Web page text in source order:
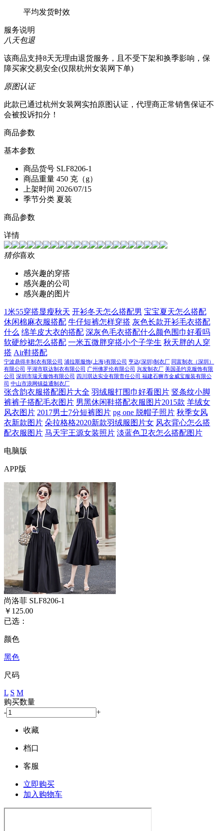
平均发货时效
服务说明
八天包退
该商品支持8天无理由退货服务，且不受下架和换季影响，保
障买家交易安全(仅限杭州女装网下单)
原图认证
此款已通过杭州女装网实拍原图认证，代理商正常销售保证不
会被投诉扣分！
商品参数
基本参数
商品货号 SLF8206-1
商品重量 450 克（g）
上架时间 2026/07/15
季节分类 夏装
商品参数
详情
猜你喜欢
感兴趣的穿搭
感兴趣的公司
感兴趣的图片
1米55穿搭显瘦秋天 开衫冬天怎么搭配男 宝宝夏天怎么搭配
休闲棉麻衣服搭配 牛仔短裤怎样穿搭 灰色长款开衫毛衣搭配
什么 绵羊皮大衣的搭配 深灰色毛衣搭配什么颜色围巾好看吗
软硬纱裙怎么搭配 一米五微胖穿搭小个子学生 秋天胖的人穿
搭 Air鞋搭配
宁波鼎得丰制衣有限公司 浦拉斯服饰(上海)有限公司 亨达(深圳)制衣厂 同富制衣（深圳）
有限公司 平湖市联达制衣有限公司 广州佛罗伦有限公司 兴发制衣厂 美国圣约克服饰有限
公司 深圳市瑞天服饰有限公司 四川琪达实业有限责任公司 福建石狮市金威宝服装有限公
司 中山市浪网镇益通制衣厂
张含韵衣服搭配图片大全 羽绒服打围巾好看图片 竖条纹小脚
裤裤子搭配毛衣图片 男黑休闲鞋搭配衣服图片2015款 羊绒女
风衣图片 2017男士7分短裤图片 pg one 脱帽子照片 秋季女风
衣新款图片 朵拉格格2020新款羽绒服图片女 风衣背心怎么搭
配衣服图片 马天宇王源女装照片 淡蓝色卫衣怎么搭配图片
电脑版
APP版
尚洛菲 SLF8206-1
￥125.00
已选：
颜色
黑色
尺码
L S M
购买数量
-
+
收藏
档口
客服
立即购买
加入购物车